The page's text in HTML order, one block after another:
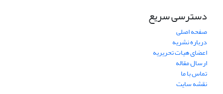
دسترسی سریع
صفحه اصلی
درباره نشریه
اعضای هیات تحریریه
ارسال مقاله
تماس با ما
نقشه سایت